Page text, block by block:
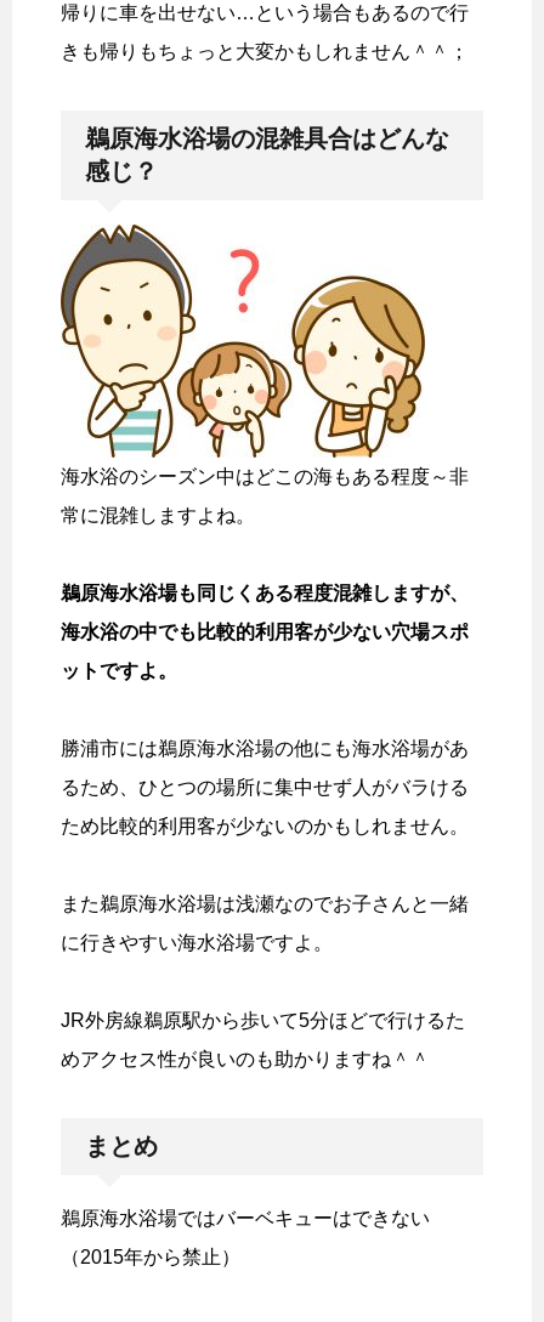
帰りに車を出せない…という場合もあるので行
きも帰りもちょっと大変かもしれません＾＾；
鵜原海水浴場の混雑具合はどんな
感じ？
海水浴のシーズン中はどこの海もある程度～非
常に混雑しますよね。
鵜原海水浴場も同じくある程度混雑しますが、
海水浴の中でも比較的利用客が少ない穴場スポ
ットですよ。
勝浦市には鵜原海水浴場の他にも海水浴場があ
るため、ひとつの場所に集中せず人がバラける
ため比較的利用客が少ないのかもしれません。
また鵜原海水浴場は浅瀬なのでお子さんと一緒
に行きやすい海水浴場ですよ。
JR外房線鵜原駅から歩いて5分ほどで行けるた
めアクセス性が良いのも助かりますね＾＾
まとめ
鵜原海水浴場ではバーベキューはできない
（2015年から禁止）